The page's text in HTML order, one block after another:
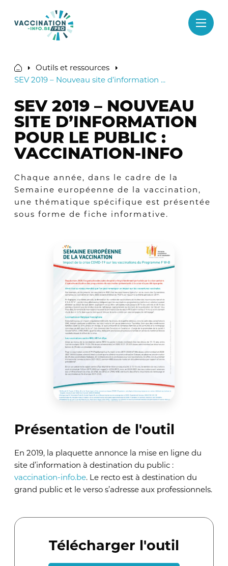
contenu
Outils et ressources
SEV 2019 – Nouveau site d’information ...
SEV 2019 – NOUVEAU
SITE D’INFORMATION
POUR LE PUBLIC :
VACCINATION-INFO
Chaque année, dans le cadre de la
Semaine européenne de la vaccination,
une thématique spécifique est présentée
sous forme de fiche informative.
Présentation de l'outil
En 2019, la plaquette annonce la mise en ligne du
site d’information à destination du public :
vaccination-info.be. Le recto est à destination du
grand public et le verso s’adresse aux professionnels.
Télécharger l'outil